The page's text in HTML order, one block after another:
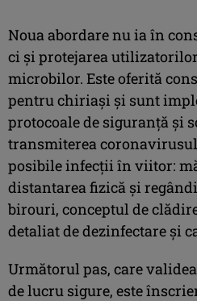
Noua abordare nu ia în
ci și protejarea
microbilor. Este oferită
pentru chiriași și sunt
protocoale de siguranță și
transmiterea
posibile infecții în viitor:
distantarea fizică și
birouri, conceptul de
detaliat de dezinfectare și
Următorul pas, care
de lucru sigure, este